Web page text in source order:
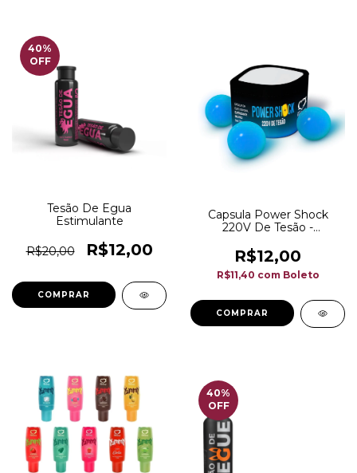
40%
OFF
Tesão De Egua
Estimulante
R$20,00 R$12,00
Capsula Power Shock
220V De Tesão -
2,0G
R$12,00
R$11,40 com Boleto
40%
OFF